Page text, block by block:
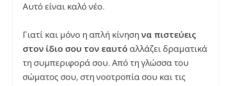
Αυτό είναι καλό νέο.
Γιατί και μόνο η απλή κίνηση να πιστεύεις
στον ίδιο σου τον εαυτό αλλάζει δραματικά
τη συμπεριφορά σου. Από τη γλώσσα του
σώματος σου, στη νοοτροπία σου και τις